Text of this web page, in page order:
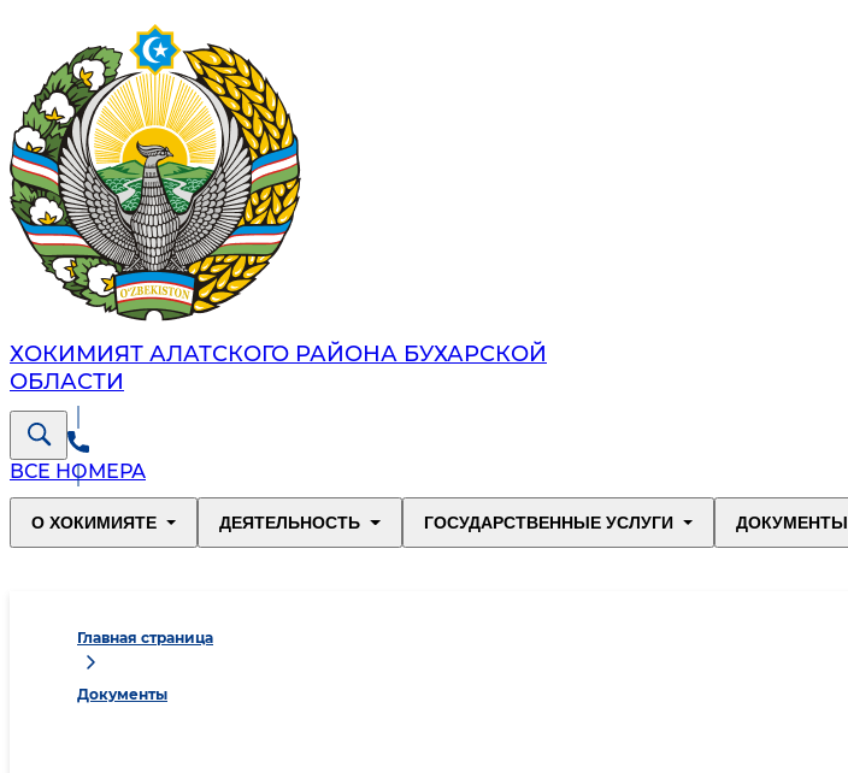
ХОКИМИЯТ АЛАТСКОГО РАЙОНА БУХАРСКОЙ
ОБЛАСТИ
ВСЕ НОМЕРА
О ХОКИМИЯТЕ ДЕЯТЕЛЬНОСТЬ ГОСУДАРСТВЕННЫЕ УСЛУГИ ДОКУМЕНТЫ
Главная страница
Документы